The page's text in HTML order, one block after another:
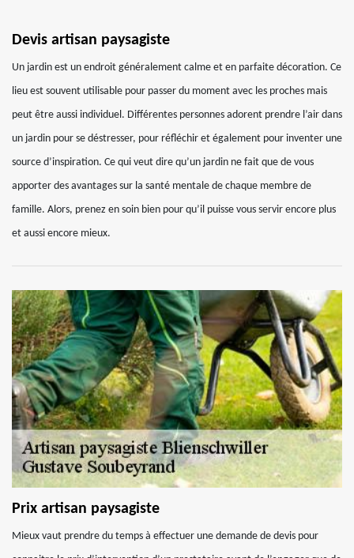
Devis artisan paysagiste
Un jardin est un endroit généralement calme et en parfaite décoration. Ce
lieu est souvent utilisable pour passer du moment avec les proches mais
peut être aussi individuel. Différentes personnes adorent prendre l’air dans
un jardin pour se déstresser, pour réfléchir et également pour inventer une
source d’inspiration. Ce qui veut dire qu’un jardin ne fait que de vous
apporter des avantages sur la santé mentale de chaque membre de
famille. Alors, prenez en soin bien pour qu’il puisse vous servir encore plus
et aussi encore mieux.
Prix artisan paysagiste
Mieux vaut prendre du temps à effectuer une demande de devis pour